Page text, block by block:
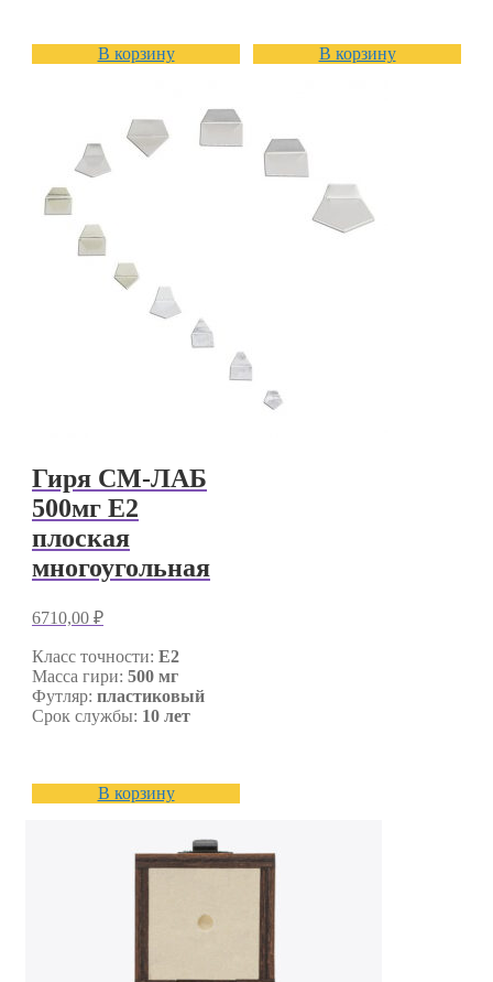
В корзину В корзину
Гиря СМ-ЛАБ
500мг E2
плоская
многоугольная
6710,00 ₽
Класс точности: E2
Масса гири: 500 мг
Футляр: пластиковый
Срок службы: 10 лет
В корзину